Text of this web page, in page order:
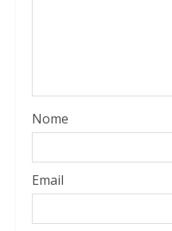
Nome
Email